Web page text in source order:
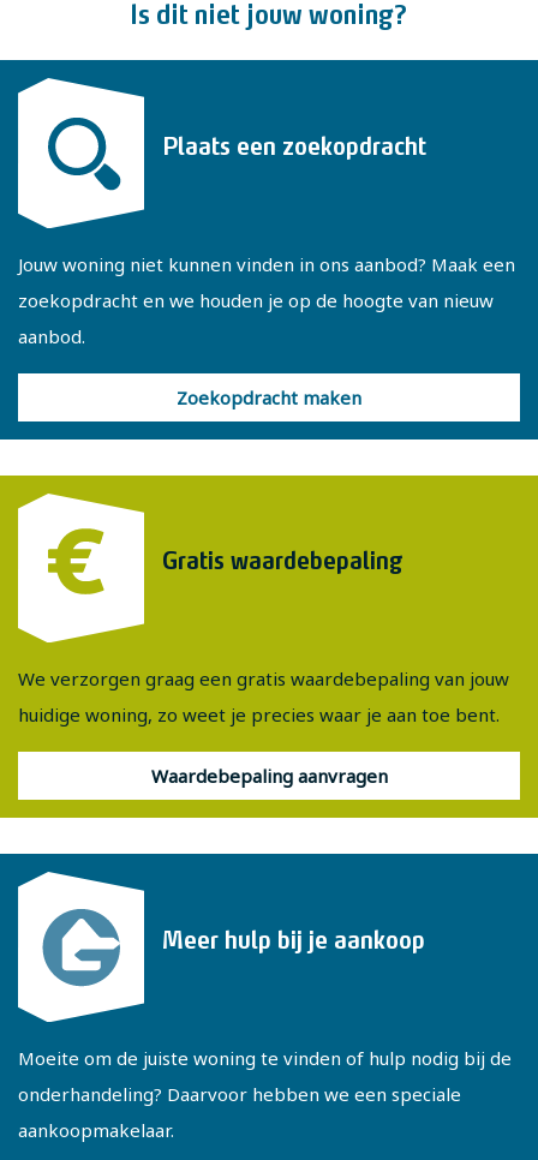
Op de tweede verdieping zijn twee slaapkamers en een
extra kamer gesitueerd. Beide slaapkamers zijn ruim te
noemen en bieden een fijne lichtinval. In de extra kamer
zijn de wasmachine en droger opgesteld, ook is dit de
plaats voor de c.v.-ketel en de omvormer van de
Enkele kenmerken
Bouwjaar 1978
Woonoppervlakte 127 m², inhoud 448 m³.
Is dit niet jouw woning?
Plaats een zoekopdracht
Jouw woning niet kunnen vinden in ons aanbod? Maak een
zoekopdracht en we houden je op de hoogte van nieuw
aanbod.
Zoekopdracht maken
Gratis waardebepaling
We verzorgen graag een gratis waardebepaling van jouw
huidige woning, zo weet je precies waar je aan toe bent.
Waardebepaling aanvragen
Meer hulp bij je aankoop
Moeite om de juiste woning te vinden of hulp nodig bij de
onderhandeling? Daarvoor hebben we een speciale
aankoopmakelaar.